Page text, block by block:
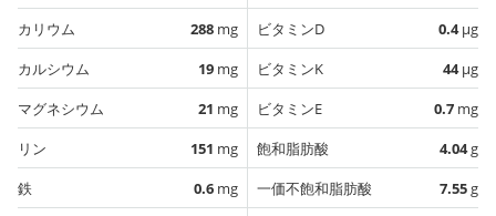
カリウム
288 mg
カルシウム
19 mg
マグネシウム
21 mg
リン
151 mg
鉄
0.6 mg
ビタミンD
0.4µg
ビタミンK
44µg
ビタミンE
0.7 mg
飽和脂肪酸
4.04g
一価不飽和脂肪酸
7.55g